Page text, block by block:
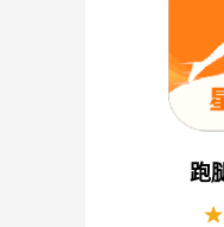
跑